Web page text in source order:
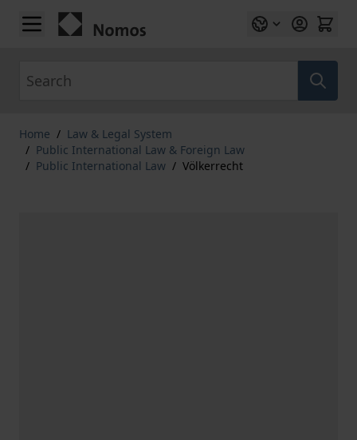
Skip to Content
Home / Law & Legal System
/ Public International Law & Foreign Law
/ Public International Law / Völkerrecht